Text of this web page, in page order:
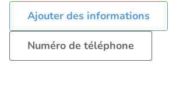
Ajouter des informations
Numéro de téléphone